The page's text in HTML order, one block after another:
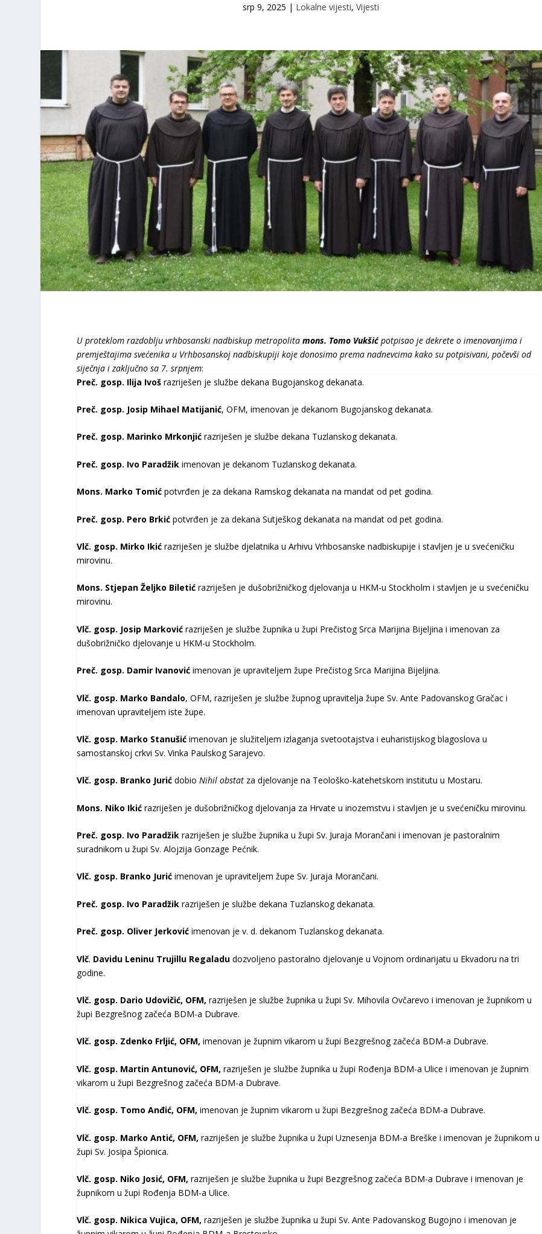
srp 9, 2025 | Lokalne vijesti, Vijesti
U proteklom razdoblju vrhbosanski nadbiskup metropolitamons. Tomo Vukšićpotpisao je dekrete o imenovanjima i
premještajima svećenika u Vrhbosanskoj nadbiskupiji koje donosimo prema nadnevcima kako su potpisivani, počevši od
siječnja i zaključno sa 7. srpnjem:
Preč. gosp. Ilija Ivoš razriješen je službe dekana Bugojanskog dekanata.
Preč. gosp. Josip Mihael Matijanić, OFM, imenovan je dekanom Bugojanskog dekanata.
Preč. gosp. Marinko Mrkonjić razriješen je službe dekana Tuzlanskog dekanata.
Preč. gosp. Ivo Paradžik imenovan je dekanom Tuzlanskog dekanata.
Mons. Marko Tomić potvrđen je za dekana Ramskog dekanata na mandat od pet godina.
Preč. gosp. Pero Brkić potvrđen je za dekana Sutješkog dekanata na mandat od pet godina.
Vlč. gosp. Mirko Ikić razriješen je službe djelatnika u Arhivu Vrhbosanske nadbiskupije i stavljen je u svećeničku
mirovinu.
Mons. Stjepan Željko Biletić razriješen je dušobrižničkog djelovanja u HKM-u Stockholm i stavljen je u svećeničku
mirovinu.
Vlč. gosp. Josip Marković razriješen je službe župnika u župi Prečistog Srca Marijina Bijeljina i imenovan za
dušobrižničko djelovanje u HKM-u Stockholm.
Preč. gosp. Damir Ivanović imenovan je upraviteljem župe Prečistog Srca Marijina Bijeljina.
Vlč. gosp. Marko Bandalo, OFM, razriješen je službe župnog upravitelja župe Sv. Ante Padovanskog Gračac i
imenovan upraviteljem iste župe.
Vlč. gosp. Marko Stanušić imenovan je služiteljem izlaganja svetootajstva i euharistijskog blagoslova u
samostanskoj crkvi Sv. Vinka Paulskog Sarajevo.
Vlč. gosp. Branko Jurić dobioNihil obstat za djelovanje na Teološko-katehetskom institutu u Mostaru.
Mons. Niko Ikić razriješen je dušobrižničkog djelovanja za Hrvate u inozemstvu i stavljen je u svećeničku mirovinu.
Preč. gosp. Ivo Paradžik razriješen je službe župnika u župi Sv. Juraja Morančani i imenovan je pastoralnim
suradnikom u župi Sv. Alojzija Gonzage Pećnik.
Vlč. gosp. Branko Jurić imenovan je upraviteljem župe Sv. Juraja Morančani.
Preč. gosp. Ivo Paradžik razriješen je službe dekana Tuzlanskog dekanata.
Preč. gosp. Oliver Jerković imenovan je v. d. dekanom Tuzlanskog dekanata.
Vlč. Davidu Leninu Trujillu Regaladu dozvoljeno pastoralno djelovanje u Vojnom ordinarijatu u Ekvadoru na tri
godine.
Vlč. gosp. Dario Udovičić, OFM, razriješen je službe župnika u župi Sv. Mihovila Ovčarevo i imenovan je župnikom u
župi Bezgrešnog začeća BDM-a Dubrave.
Vlč. gosp. Zdenko Frljić, OFM, imenovan je župnim vikarom u župi Bezgrešnog začeća BDM-a Dubrave.
Vlč. gosp. Martin Antunović, OFM, razriješen je službe župnika u župi Rođenja BDM-a Ulice i imenovan je župnim
vikarom u župi Bezgrešnog začeća BDM-a Dubrave.
Vlč. gosp. Tomo Anđić, OFM, imenovan je župnim vikarom u župi Bezgrešnog začeća BDM-a Dubrave.
Vlč. gosp. Marko Antić, OFM, razriješen je službe župnika u župi Uznesenja BDM-a Breške i imenovan je župnikom u
župi Sv. Josipa Špionica.
Vlč. gosp. Niko Josić, OFM, razriješen je službe župnika u župi Bezgrešnog začeća BDM-a Dubrave i imenovan je
župnikom u župi Rođenja BDM-a Ulice.
Vlč. gosp. Nikica Vujica, OFM, razriješen je službe župnika u župi Sv. Ante Padovanskog Bugojno i imenovan je